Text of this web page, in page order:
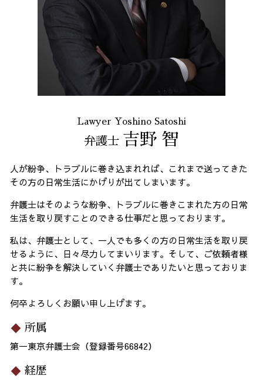
Lawyer Yoshino Satoshi
弁護士 吉野 智
人が紛争、トラブルに巻き込まれれば、これまで送ってきた
その方の日常生活にかげりが出てしまいます。
弁護士はそのような紛争、トラブルに巻きこまれた方の日常
生活を取り戻すことのできる仕事だと思っております。
私は、弁護士として、一人でも多くの方の日常生活を取り戻
せるように、日々尽力してまいります。そして、ご依頼者様
と共に紛争を解決していく弁護士でありたいと思っておりま
す。
何卒よろしくお願い申し上げます。
所属
第一東京弁護士会（登録番号66842）
経歴